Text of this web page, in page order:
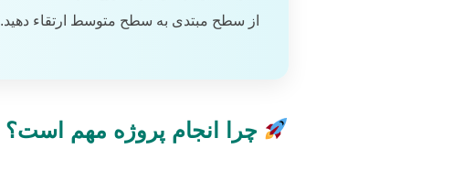
از سطح مبتدی به سطح متوسط ارتقاء دهید.
چرا انجام پروژه مهم است؟